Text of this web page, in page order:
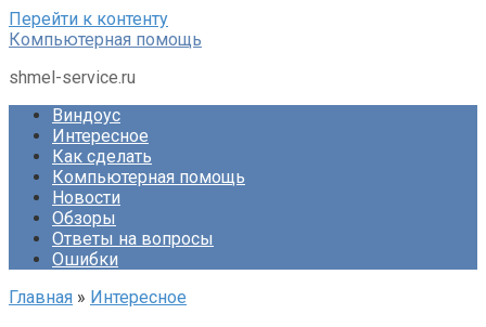
Перейти к контенту
Компьютерная помощь
shmel-service.ru
Виндоус
Интересное
Как сделать
Компьютерная помощь
Новости
Обзоры
Ответы на вопросы
Ошибки
Главная » Интересное